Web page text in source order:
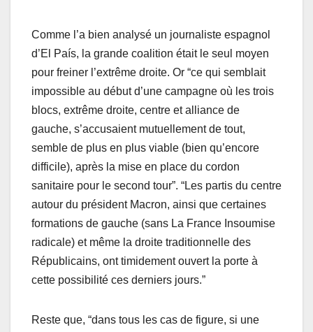
Comme l’a bien analysé un journaliste espagnol
d’El País, la grande coalition était le seul moyen
pour freiner l’extrême droite. Or “ce qui semblait
impossible au début d’une campagne où les trois
blocs, extrême droite, centre et alliance de
gauche, s’accusaient mutuellement de tout,
semble de plus en plus viable (bien qu’encore
difficile), après la mise en place du cordon
sanitaire pour le second tour”. “Les partis du centre
autour du président Macron, ainsi que certaines
formations de gauche (sans La France Insoumise
radicale) et même la droite traditionnelle des
Républicains, ont timidement ouvert la porte à
cette possibilité ces derniers jours.”
Reste que, “dans tous les cas de figure, si une